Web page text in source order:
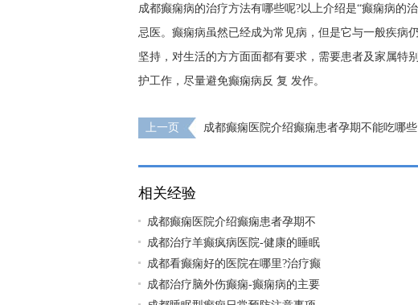
成都癫痫病的治疗方法有哪些呢?以上介绍是“癫痫病的
忌医。癫痫病虽然已经成为常见病，但是它与一般疾病
坚持，对生活的方方面面都有要求，需要患者及家属特
护工作，尽量避免癫痫病反 复 发作。
上一页
成都癫痫医院介绍癫痫患者孕期不能吃哪些
相关经验
成都癫痫医院介绍癫痫患者孕期不
成都治疗羊癫疯病医院-健康的睡眠
成都看癫痫好的医院在哪里?治疗癫
成都治疗脑外伤癫痫-癫痫病的主要